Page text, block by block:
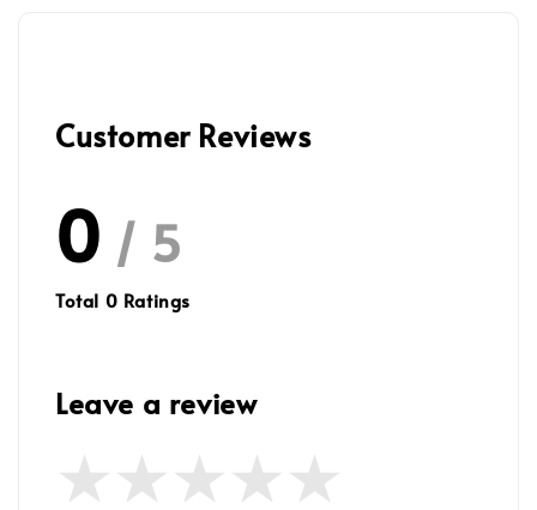
Customer Reviews
0 / 5
Total 0 Ratings
Leave a review